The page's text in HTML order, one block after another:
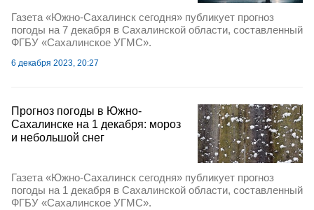
Газета «Южно-Сахалинск сегодня» публикует прогноз
погоды на 7 декабря в Сахалинской области, составленный
ФГБУ «Сахалинское УГМС».
6 декабря 2023, 20:27
Прогноз погоды в Южно-
Сахалинске на 1 декабря: мороз
и небольшой снег
Газета «Южно-Сахалинск сегодня» публикует прогноз
погоды на 1 декабря в Сахалинской области, составленный
ФГБУ «Сахалинское УГМС».